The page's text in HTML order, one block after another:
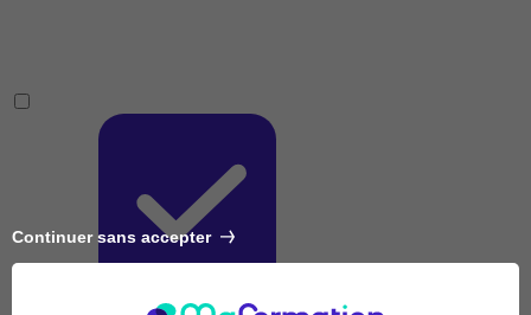
Continuer sans accepter